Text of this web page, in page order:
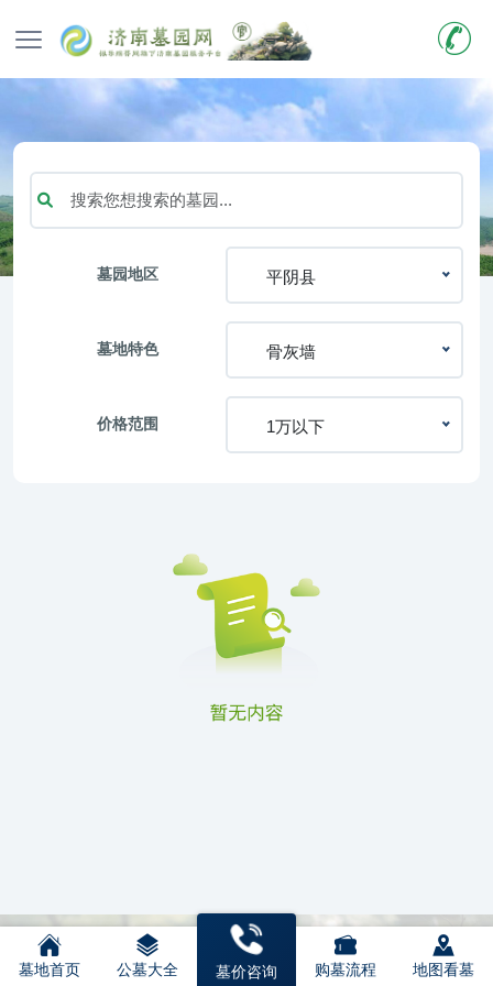
墓园地区 平阴县
墓地特色 骨灰墙
价格范围 1万以下
墓地首页 公墓大全 墓价咨询 购墓流程 地图看墓